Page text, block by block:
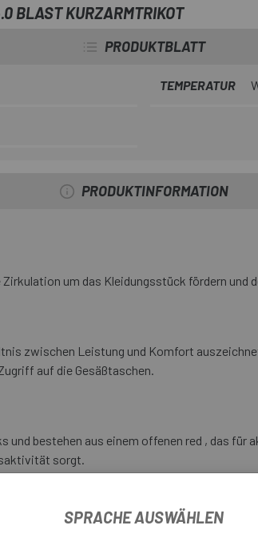
BLAST KURZARMTRIKOT
PRODUKTBLATT
TEMPERATUR
PRODUKTINFORMATION
um das Kleidungsstück fördern
zwischen Leistung und Komfort
auf die Gesäßtaschen.
und bestehen aus einem offenen red , das
sorgt.
( Gobik Retention System ),
SPRACHE AUSWÄHLEN